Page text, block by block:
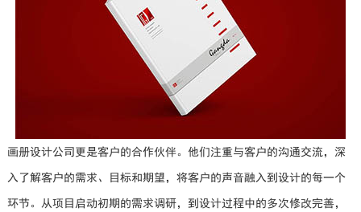
画册设计公司更是客户的合作伙伴。他们注重与客户的沟通交流，深
入了解客户的需求、目标和期望，将客户的声音融入到设计的每一个
环节。从项目启动初期的需求调研，到设计过程中的多次修改完善，